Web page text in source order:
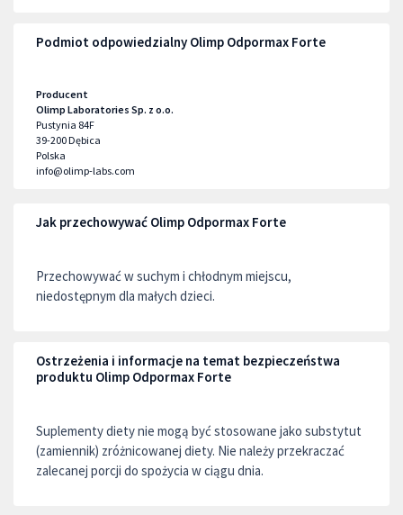
Podmiot odpowiedzialny Olimp Odpormax Forte
Producent
Olimp Laboratories Sp. z o.o.
Pustynia 84F
39-200Dębica
Polska
info@olimp-labs.com
Jak przechowywać Olimp Odpormax Forte
Przechowywać w suchym i chłodnym miejscu,
niedostępnym dla małych dzieci.
Ostrzeżenia i informacje na temat bezpieczeństwa
produktu Olimp Odpormax Forte
Suplementy diety nie mogą być stosowane jako substytut
(zamiennik) zróżnicowanej diety. Nie należy przekraczać
zalecanej porcji do spożycia w ciągu dnia.